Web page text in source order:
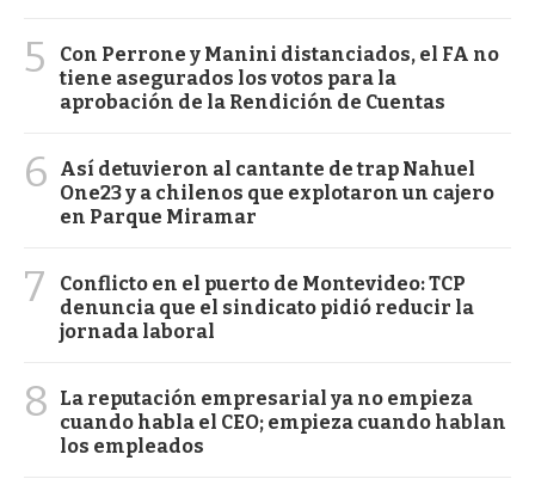
5
Con Perrone y Manini distanciados, el FA no
tiene asegurados los votos para la
aprobación de la Rendición de Cuentas
6
Así detuvieron al cantante de trap Nahuel
One23 y a chilenos que explotaron un cajero
en Parque Miramar
7
Conflicto en el puerto de Montevideo: TCP
denuncia que el sindicato pidió reducir la
jornada laboral
8
La reputación empresarial ya no empieza
cuando habla el CEO; empieza cuando hablan
los empleados